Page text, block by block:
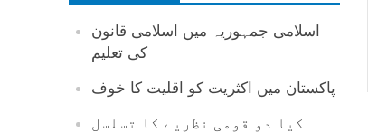
اسلامی جمہوریہ میں اسلامی قانون
کی تعلیم
پاکستان میں اکثریت کو اقلیت کا خوف
کیا دو قومی نظریے کا تسلسل